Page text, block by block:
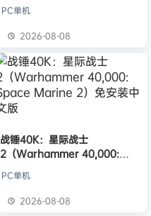
PC单机
2026-08-08
战锤40K：星际战士
2（Warhammer 40,000:
版
PC单机
2026-08-08